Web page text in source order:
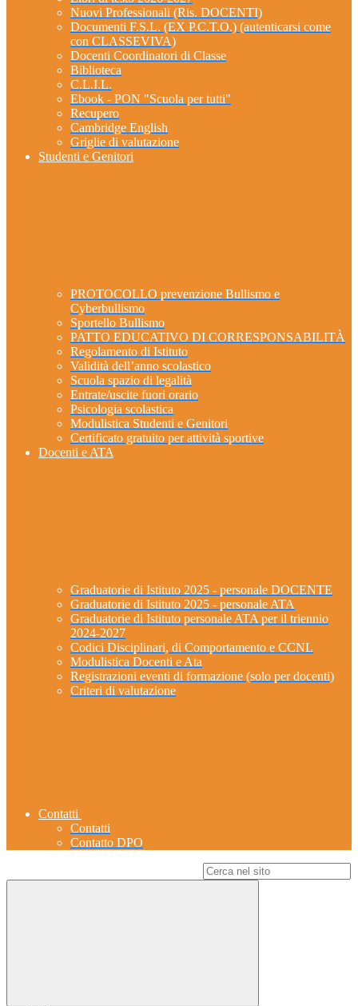
Nuovi Professionali (Ris. DOCENTI)
Documenti F.S.L. (EX P.C.T.O.) (autenticarsi come
con CLASSEVIVA)
Docenti Coordinatori di Classe
Biblioteca
C.L.I.L.
Ebook - PON "Scuola per tutti"
Recupero
Cambridge English
Griglie di valutazione
Studenti e Genitori
PROTOCOLLO prevenzione Bullismo e
Cyberbullismo
Sportello Bullismo
PATTO EDUCATIVO DI CORRESPONSABILITÀ
Regolamento di Istituto
Validità dell’anno scolastico
Scuola spazio di legalità
Entrate/uscite fuori orario
Psicologia scolastica
Modulistica Studenti e Genitori
Certificato gratuito per attività sportive
Docenti e ATA
Graduatorie di Istituto 2025 - personale DOCENTE
Graduatorie di Istituto 2025 - personale ATA
Graduatorie di Istituto personale ATA per il triennio
2024-2027
Codici Disciplinari, di Comportamento e CCNL
Modulistica Docenti e Ata
Registrazioni eventi di formazione (solo per docenti)
Criteri di valutazione
Contatti
Contatti
Contatto DPO